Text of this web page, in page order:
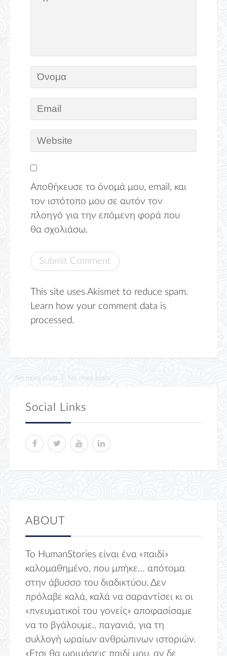
Αποθήκευσε το όνομά μου, email, και
τον ιστότοπο μου σε αυτόν τον
πλοηγό για την επόμενη φορά που
θα σχολιάσω.
This site uses Akismet to reduce spam.
Learn how your comment data is
processed.
No more posts No more posts
Social Links
ABOUT
Το HumanStories είναι ένα «παιδί»
καλομαθημένο, που μπήκε… απότομα
στην άβυσσο του διαδικτύου. Δεν
πρόλαβε καλά, καλά να σαραντίσει κι οι
«πνευματικοί του γονείς» αποφασίσαμε
να το βγάλουμε.. παγανιά, για τη
συλλογή ωραίων ανθρώπινων ιστοριών.
«Ετσι θα ωριμάσεις παιδί μου, αν δε